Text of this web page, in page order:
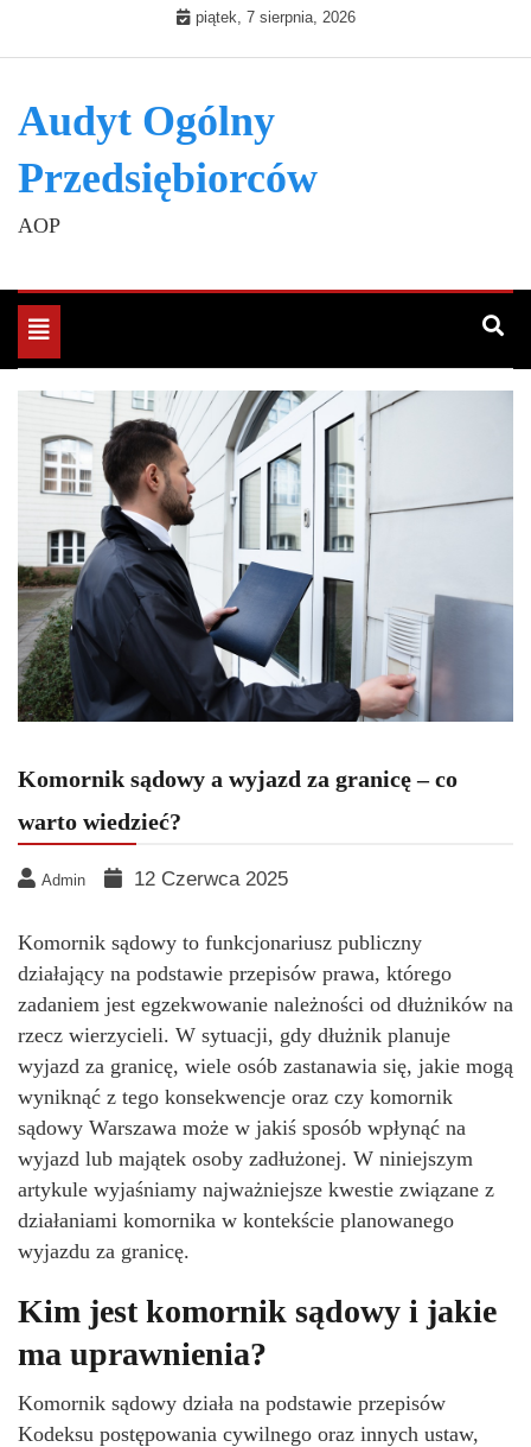
piątek, 7 sierpnia, 2026
Audyt Ogólny
Przedsiębiorców
AOP
Toggle
navigation
Komornik sądowy a wyjazd za granicę – co
warto wiedzieć?
Admin 12 Czerwca 2025
Komornik sądowy to funkcjonariusz publiczny
działający na podstawie przepisów prawa, którego
zadaniem jest egzekwowanie należności od dłużników na
rzecz wierzycieli. W sytuacji, gdy dłużnik planuje
wyjazd za granicę, wiele osób zastanawia się, jakie mogą
wyniknąć z tego konsekwencje oraz czy komornik
sądowy Warszawa może w jakiś sposób wpłynąć na
wyjazd lub majątek osoby zadłużonej. W niniejszym
artykule wyjaśniamy najważniejsze kwestie związane z
działaniami komornika w kontekście planowanego
wyjazdu za granicę.
Kim jest komornik sądowy i jakie
ma uprawnienia?
Komornik sądowy działa na podstawie przepisów
Kodeksu postępowania cywilnego oraz innych ustaw,